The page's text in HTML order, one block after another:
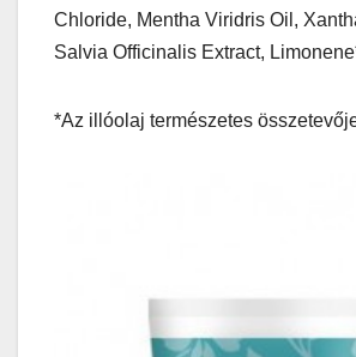
Chloride, Mentha Viridris Oil,
Salvia Officinalis Extract,
*Az illóolaj természetes